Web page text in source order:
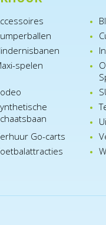
spelen
Go-carts